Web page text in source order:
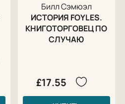
Билл Сэмюэл
ИСТОРИЯ FOYLES.
КНИГОТОРГОВЕЦ ПО
СЛУЧАЮ
£17.55